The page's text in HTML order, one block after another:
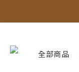
全部商品